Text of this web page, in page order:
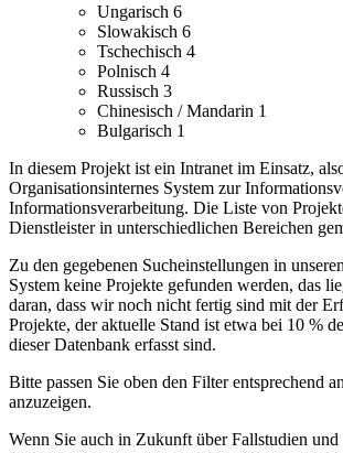
Ungarisch 6
Slowakisch 6
Tschechisch 4
Polnisch 4
Russisch 3
Chinesisch / Mandarin 1
Bulgarisch 1
In diesem Projekt ist ein Intranet im Einsatz,
Organisationsinternes System zur
Informationsverarbeitung. Die Liste von
Dienstleister in unterschiedlichen Bereichen
Zu den gegebenen Sucheinstellungen in
System keine Projekte gefunden werden, das
daran, dass wir noch nicht fertig sind mit der
Projekte, der aktuelle Stand ist etwa bei 10 %
dieser Datenbank erfasst sind.
Bitte passen Sie oben den Filter entsprechend
anzuzeigen.
Wenn Sie auch in Zukunft über Fallstudien und